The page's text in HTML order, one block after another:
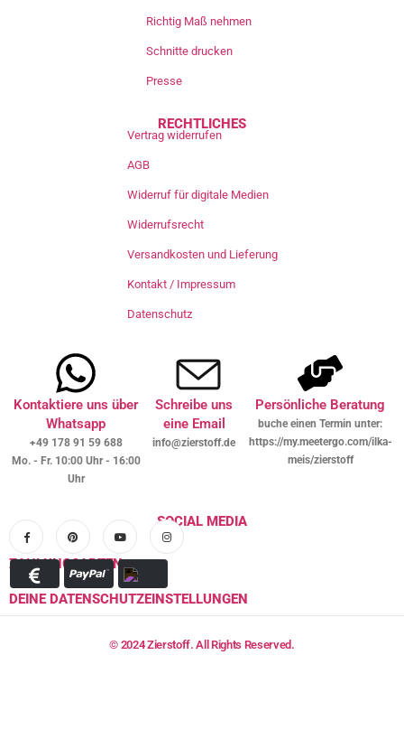
Richtig Maß nehmen
Schnitte drucken
Presse
RECHTLICHES
Vertrag widerrufen
AGB
Widerruf für digitale Medien
Widerrufsrecht
Versandkosten und Lieferung
Kontakt / Impressum
Datenschutz
Kontaktiere uns über
Whatsapp
+49 178 91 59 688
Mo. - Fr. 10:00 Uhr - 16:00
Uhr
Schreibe uns
eine Email
info@zierstoff.de
Persönliche Beratung
buche einen Termin unter:
https://my.meetergo.com/ilka-
meis/zierstoff
SOCIAL MEDIA
ZAHLUNGSARTEN
DEINE DATENSCHUTZEINSTELLUNGEN
© 2024 Zierstoff. All Rights Reserved.